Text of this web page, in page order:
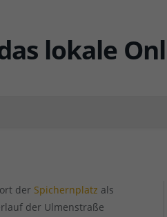
eine
der Spichernplatz als
der Ulmenstraße